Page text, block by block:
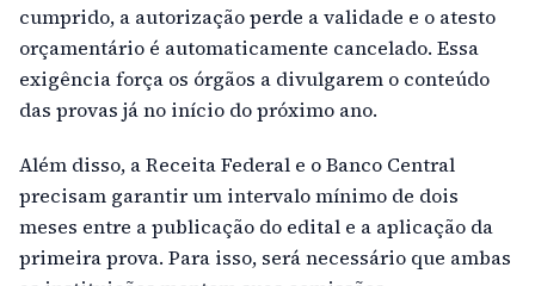
cumprido, a autorização perde a validade e o atesto
orçamentário é automaticamente cancelado. Essa
exigência força os órgãos a divulgarem o conteúdo
das provas já no início do próximo ano.
Além disso, a Receita Federal e o Banco Central
precisam garantir um intervalo mínimo de dois
meses entre a publicação do edital e a aplicação da
primeira prova. Para isso, será necessário que ambas